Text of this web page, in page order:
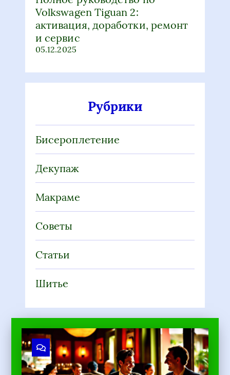
Volkswagen Tiguan 2:
активация, доработки, ремонт
и сервис
05.12.2025
Рубрики
Бисероплетение
Декупаж
Макраме
Советы
Статьи
Шитье